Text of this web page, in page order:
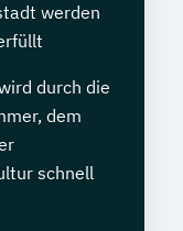
werden
durch die
dem
schnell